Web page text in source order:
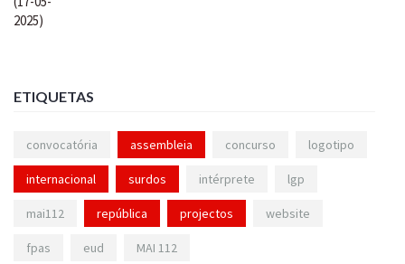
ETIQUETAS
convocatória assembleia concurso logotipo
internacional surdos intérprete lgp
mai112 república projectos website
fpas eud MAI 112